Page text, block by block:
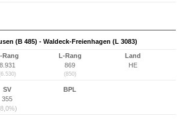
(B 485) - Waldeck-Freienhagen (L 3083)
Rang
8.931
L-Rang
869
(850)
Land
HE
SV
355
BPL